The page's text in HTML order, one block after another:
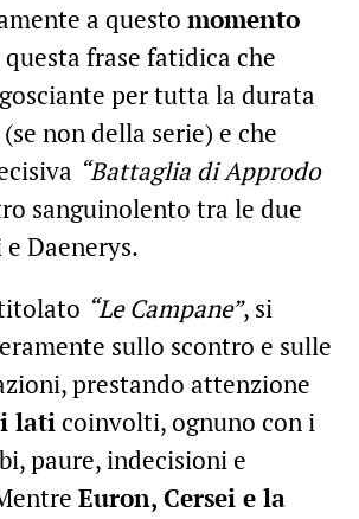
a questo momento
questa frase fatidica che
per tutta la durata
non della serie) e che
“Battaglia di Approdo
sanguinolento tra le due
Daenerys.
“Le Campane”, si
sullo scontro e sulle
prestando attenzione
laticoinvolti, ognuno con i
paure, indecisioni e
Euron, Cersei e la